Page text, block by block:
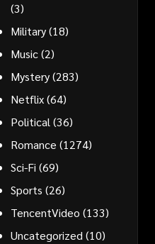
(3)
Military(18)
Music(2)
Mystery(283)
Netflix(64)
Political(36)
Romance (1274)
Sci-Fi (69)
Sports (26)
TencentVideo (133)
Uncategorized(10)